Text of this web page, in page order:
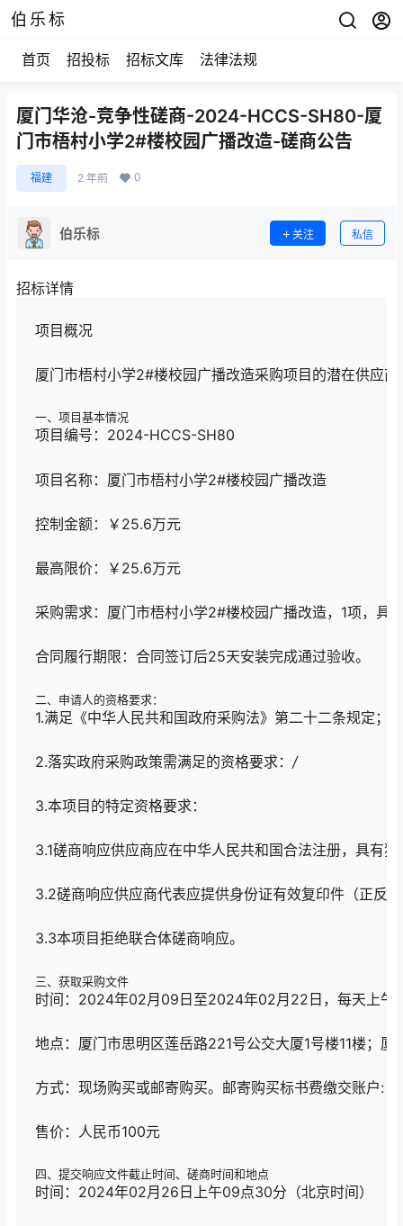
伯乐标
首页 招投标 招标文库 法律法规
厦门华沧-竞争性磋商-2024-HCCS-SH80-厦
门市梧村小学2#楼校园广播改造-磋商公告
福建 2 年前 0
伯乐标 关注 私信
招标详情
项目概况
厦门市梧村小学2#楼校园广播改造采购项目的潜在供应
一、项目基本情况
项目编号：2024-HCCS-SH80
项目名称：厦门市梧村小学2#楼校园广播改造
控制金额：￥25.6万元
最高限价：￥25.6万元
采购需求：厦门市梧村小学2#楼校园广播改造，1项，具
合同履行期限：合同签订后25天安装完成通过验收。
二、申请人的资格要求：
1.满足《中华人民共和国政府采购法》第二十二条规定；
2.落实政府采购政策需满足的资格要求： /
3.本项目的特定资格要求：
3.1磋商响应供应商应在中华人民共和国合法注册，具有
3.2磋商响应供应商代表应提供身份证有效复印件（正反
3.3本项目拒绝联合体磋商响应。
三、获取采购文件
时间：2024年02月09日至2024年02月22日，每天上午
地点：厦门市思明区莲岳路221号公交大厦1号楼11楼；
方式：现场购买或邮寄购买。邮寄购买标书费缴交账
售价：人民币100元
四、提交响应文件截止时间、磋商时间和地点
时间：2024年02月26日上午09点30分（北京时间）